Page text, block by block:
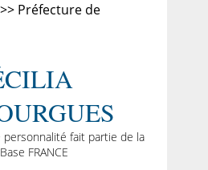
>> Préfecture de
personnalité fait partie de la
FRANCE